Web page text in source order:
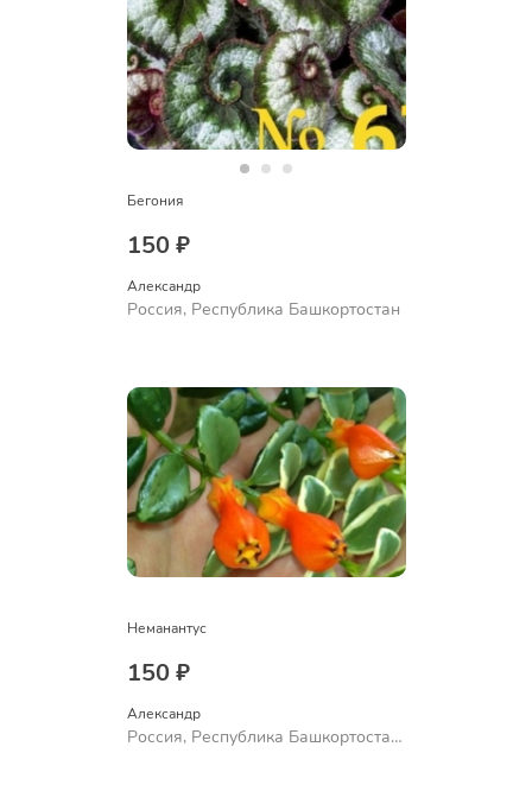
Бегония
150 ₽
Александр
Россия, Республика Башкортостан
Неманантус
150 ₽
Александр
Россия, Республика Башкортостан,